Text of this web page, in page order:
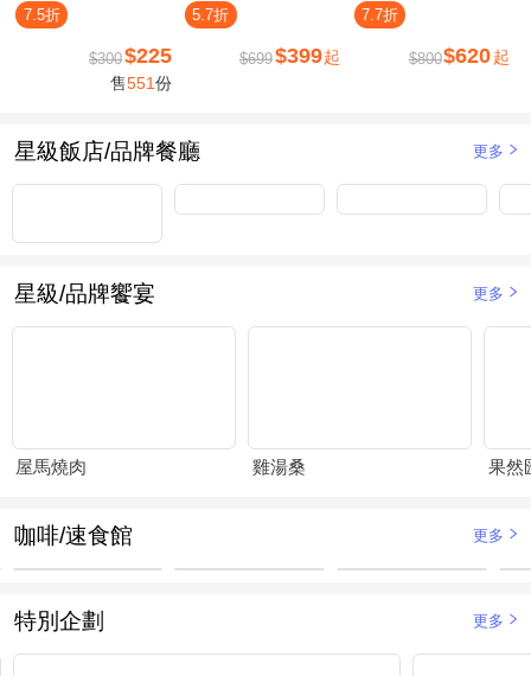
餐)7.5折
$300$225
售551份
5.7折
$699$399起
7.7折
$800$620 起
星級飯店/品牌餐廳 更多
星級/品牌饗宴 更多
屋馬燒肉 雞湯桑 果然
咖啡/速食館 更多
特別企劃 更多